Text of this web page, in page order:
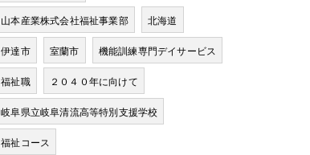
山本産業株式会社福祉事業部 北海道
伊達市 室蘭市 機能訓練専門デイサービス
福祉職 ２０４０年に向けて
岐阜県立岐阜清流高等特別支援学校
福祉コース